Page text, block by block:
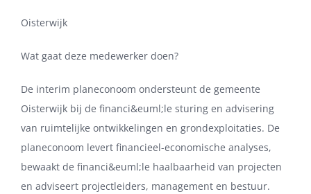
Oisterwijk
Wat gaat deze medewerker doen?
De interim planeconoom ondersteunt de gemeente
Oisterwijk bij de financi&euml;le sturing en advisering
van ruimtelijke ontwikkelingen en grondexploitaties. De
planeconoom levert financieel-economische analyses,
bewaakt de financi&euml;le haalbaarheid van projecten
en adviseert projectleiders, management en bestuur.